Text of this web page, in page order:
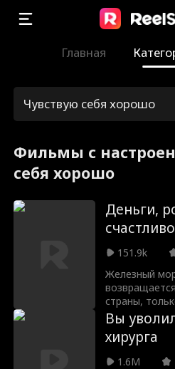
Главная
Чувствую себя хорошо
Фильмы с
себя хорошо
Деньги,
151.9k
Железный
страны,
бросила
человек на
ей?
Вы
хирурга
1.6M